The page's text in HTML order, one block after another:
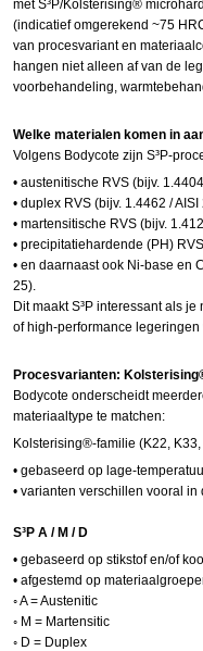
met S³P/Kolsterising®
(indicatief omgerekend ~75
van procesvariant en
hangen niet alleen af van de
voorbehandeling,
Welke materialen komen in
Volgens Bodycote zijn S³P-
• austenitische RVS (bijv.
• duplex RVS (bijv. 1.4462 / AISI
• martensitische RVS (bijv.
• precipitatiehardende (PH)
• en daarnaast ook Ni-base en
25).
Dit maakt S³P interessant als je
of high-performance legeringen
Procesvarianten:
Bodycote onderscheidt
materiaaltype te matchen:
Kolsterising®-familie (K22,
• gebaseerd op lage-
• varianten verschillen vooral in
S³P A /M / D
• gebaseerd op stikstof en/of
• afgestemd op
◦A=Austenitic
◦ M = Martensitic
◦ D = Duplex